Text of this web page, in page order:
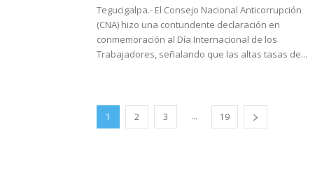
Tegucigalpa.- El Consejo Nacional Anticorrupción
(CNA) hizo una contundente declaración en
conmemoración al Día Internacional de los
Trabajadores, señalando que las altas tasas de...
1 2 3 ... 19